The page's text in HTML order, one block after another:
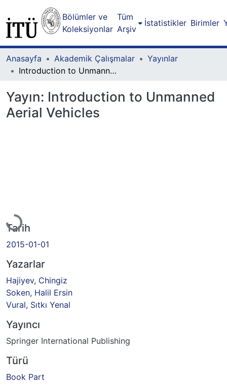
Bölümler ve
Koleksiyonlar
Tüm
Arşiv
İstatistikler Birimler
Anasayfa Akademik Çalışmalar
Yayınlar
Introduction to Unmanned Aerial Vehicles
Yayın: Introduction to Unmanned
Aerial Vehicles
Yükleniyor...
Tarih
2015-01-01
Yazarlar
Hajiyev, Chingiz
Soken, Halil Ersin
Vural, Sıtkı Yenal
Yayıncı
Springer International Publishing
Türü
Book Part